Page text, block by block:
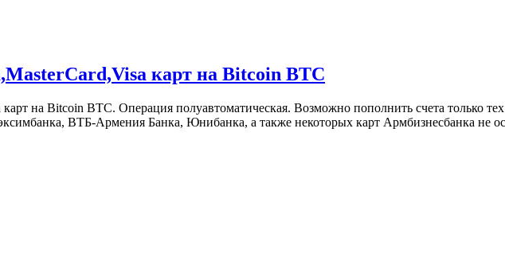
карт на Bitcoin BTC
на Bitcoin BTC. Операция полуавтоматическая. Возможно пополнить счета только
ВТБ-Армения Банка, Юнибанка, а также некоторых карт Армбизнесбанка не